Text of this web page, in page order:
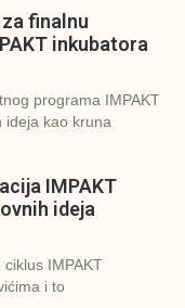
finalnu
inkubatora
programa IMPAKT
ideja kao kruna
IMPAKT
ideja
IMPAKT
i to